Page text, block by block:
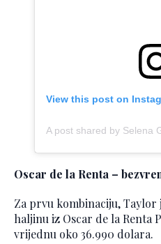
View this post on
A post shared by Selena
Oscar de la Renta –
Za prvu kombinaciju, Taylor
haljinu iz Oscar de la Renta
vrijednu oko 36.990 dolara.